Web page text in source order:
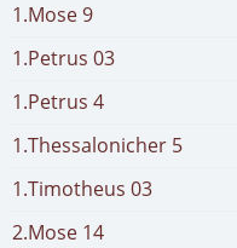
1.Mose 9
1.Petrus 03
1.Petrus 4
1.Thessalonicher 5
1.Timotheus 03
2.Mose 14